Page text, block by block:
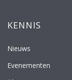
KENNIS
Nieuws
Evenementen